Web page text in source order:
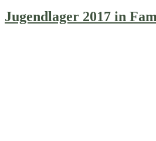
Jugendlager 2017 in